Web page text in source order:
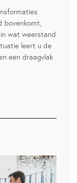
bovenkomt,
wat weerstand
leert u de
een draagvlak